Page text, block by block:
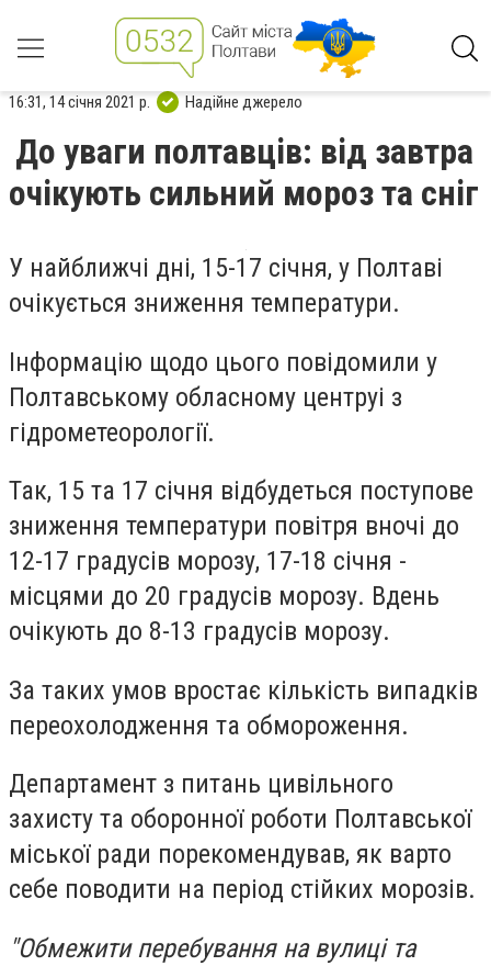
16:31, 14 січня 2021 р. Надійне джерело
До уваги полтавців: від завтра
очікують сильний мороз та сніг
У найближчі дні, 15-17 січня, у Полтаві
очікується зниження температури.
Інформацію щодо цього повідомили у
Полтавському обласному центруі з
гідрометеорології.
Так, 15 та 17 січня відбудеться поступове
зниження температури повітря вночі до
12-17 градусів морозу, 17-18 січня -
місцями до 20 градусів морозу. Вдень
очікують до 8-13 градусів морозу.
За таких умов вростає кількість випадків
переохолодження та обмороження.
Департамент з питань цивільного
захисту та оборонної роботи Полтавської
міської ради порекомендував, як варто
себе поводити на період стійких морозів.
"Обмежити перебування на вулиці та